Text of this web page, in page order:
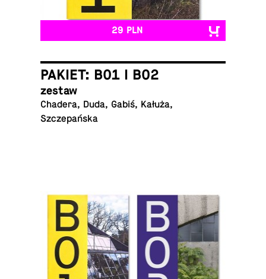
29 PLN
PAKIET: B01 I B02
zestaw
Chadera, Duda, Gabiś, Kałuża,
Szczepańska